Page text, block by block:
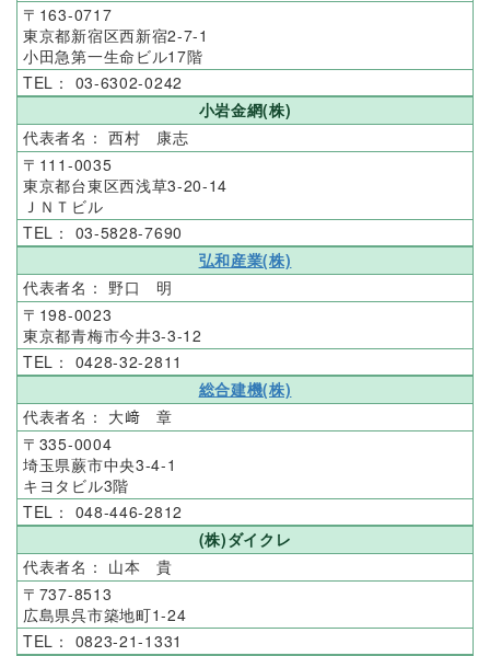
163-0717
東京都新宿区西新宿2-7-1
小田急第一生命ビル17階
03-6302-0242
小岩金網(株)
西村 康志
111-0035
東京都台東区西浅草3-20-14
ＪＮＴビル
03-5828-7690
弘和産業(株)
野口 明
198-0023
東京都青梅市今井3-3-12
0428-32-2811
総合建機(株)
大﨑 章
335-0004
埼玉県蕨市中央3-4-1
キヨタビル3階
048-446-2812
(株)ダイクレ
山本 貴
737-8513
広島県呉市築地町1-24
0823-21-1331